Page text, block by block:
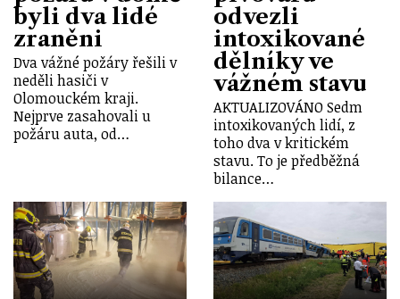
byli dva lidé
zraněni
Dva vážné požáry řešili v
neděli hasiči v
Olomouckém kraji.
Nejprve zasahovali u
požáru auta, od…
odvezli
intoxikované
dělníky ve
vážném stavu
AKTUALIZOVÁNO Sedm
intoxikovaných lidí, z
toho dva v kritickém
stavu. To je předběžná
bilance…